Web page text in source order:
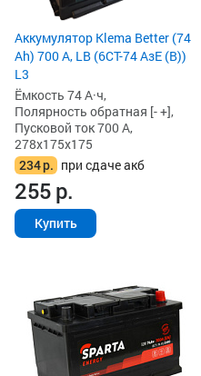
Аккумулятор Klema Better (74
Ah) 700 А, LB (6СТ-74 АзЕ (B))
L3
Ёмкость 74 А·ч,
Полярность обратная [- +],
Пусковой ток 700 А,
278x175x175
234р. при сдаче акб
255р.
Купить